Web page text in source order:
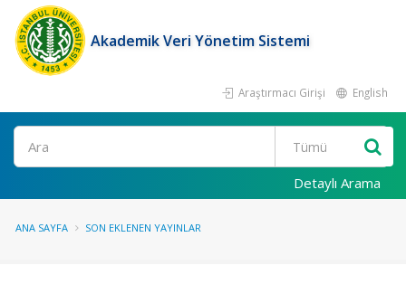
Akademik Veri Yönetim Sistemi
Araştırmacı Girişi English
Ara
Detaylı Arama
ANA SAYFA SON EKLENEN YAYINLAR